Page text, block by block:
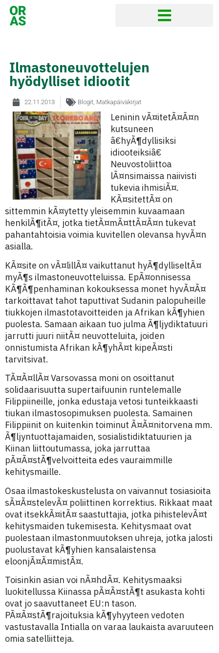
Ilmastoneuvottelujen
hyödylliset idiootit
22.11.2013 Blogit, Matkapäiväkirjat
Leninin vÃ¤itetÃ¤Ã¤n
kutsuneen
â€hyÃ¶dyllisiksi
idiooteiksiâ€
Neuvostoliittoa
lÃ¤nsimaissa naiivisti
tukevia ihmisiÃ¤.
KÃ¤sitettÃ¤ on
sittemmin kÃ¤ytetty yleisemmin kuvaamaan
henkilÃ¶itÃ¤, jotka tietÃ¤mÃ¤ttÃ¤Ã¤n tukevat
pahantahtoisia voimia kuvitellen olevansa hyvÃ¤n
asialla.
KÃ¤site on vÃ¤lillÃ¤ vaikuttanut hyÃ¶dylliseltÃ¤
myÃ¶s ilmastoneuvotteluissa. EpÃ¤onnisessa
KÃ¶Ã¶penhaminan kokouksessa monet hyvÃ¤Ã¤
tarkoittavat tahot taputtivat Sudanin palopuheille
tiukkojen ilmastotavoitteiden ja Afrikan kÃ¶yhien
puolesta. Samaan aikaan tuo julma Ã¶ljydiktatuuri
jarrutti juuri niitÃ¤ neuvotteluita, joiden
onnistumista Afrikan kÃ¶yhÃ¤t kipeÃ¤sti
tarvitsivat.
TÃ¤Ã¤llÃ¤ Varsovassa moni on osoittanut
solidaarisuutta supertaifuunin runtelemalle
Filippiineille, jonka edustaja vetosi tunteikkaasti
tiukan ilmastosopimuksen puolesta. Samainen
Filippiinit on kuitenkin toiminut Ã¤Ã¤nitorvena mm.
Ã¶ljyntuottajamaiden, sosialistidiktatuurien ja
Kiinan liittoutumassa, joka jarruttaa
pÃ¤Ã¤stÃ¶velvoitteita edes vauraimmille
kehitysmaille.
Osaa ilmastokeskustelusta on vaivannut tosiasioita
sÃ¤Ã¤stelevÃ¤ poliittinen korrektius. Rikkaat maat
ovat itsekkÃ¤itÃ¤ saastuttajia, jotka pihistelevÃ¤t
kehitysmaiden tukemisesta. Kehitysmaat ovat
puolestaan ilmastonmuutoksen uhreja, jotka jalosti
puolustavat kÃ¶yhien kansalaistensa
eloonjÃ¤Ã¤mistÃ¤.
Toisinkin asian voi nÃ¤hdÃ¤. Kehitysmaaksi
luokitellussa Kiinassa pÃ¤Ã¤stÃ¶t asukasta kohti
ovat jo saavuttaneet EU:n tason.
PÃ¤Ã¤stÃ¶rajoituksia kÃ¶yhyyteen vedoten
vastustavalla Intialla on varaa laukaista avaruuteen
omia satelliitteja.